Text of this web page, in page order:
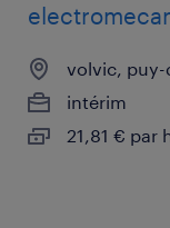
volvic, puy-
intérim
21,81 € par